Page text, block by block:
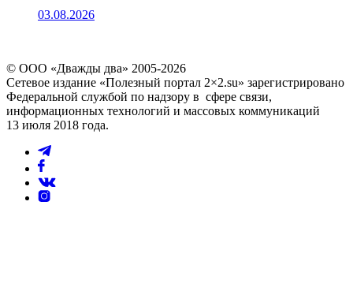
03.08.2026
© ООО «Дважды два» 2005-2026
Сетевое издание «Полезный портал 2×2.su» зарегистрировано
Федеральной службой по надзору в сфере связи,
информационных технологий и массовых коммуникаций
13 июля 2018 года.